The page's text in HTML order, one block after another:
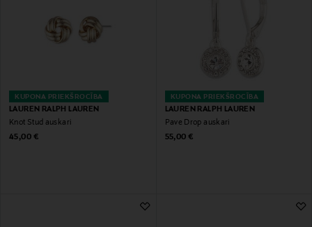
KUPONA PRIEKŠROCĪBA
LAUREN RALPH LAUREN
Knot Stud auskari
Original Price
45,00 €
KUPONA PRIEKŠROCĪBA
LAUREN RALPH LAUREN
Pave Drop auskari
Original Price
55,00 €